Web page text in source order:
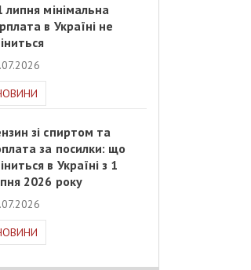
липня мінімальна
в Україні не
зі спиртом та
за посилки: що
в Україні з 1
2026 року